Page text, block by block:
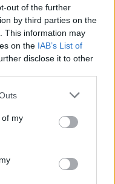
out of the further
by third parties on the
This information may
on the IAB’s List of
disclose it to other
one or more Google
You may click to
its third-party tags to
in below Google
of my
tue foto
numero +39
ultime news